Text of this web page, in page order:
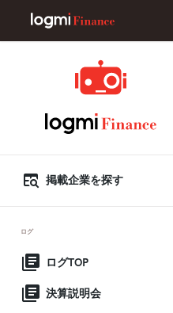
掲載企業を探す
ログ
ログTOP
決算説明会